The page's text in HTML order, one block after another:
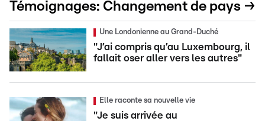
Témoignages: Changement de pays →
Une Londonienne au Grand-Duché
"J’ai compris qu’au Luxembourg, il
fallait oser aller vers les autres"
Elle raconte sa nouvelle vie
"Je suis arrivée au